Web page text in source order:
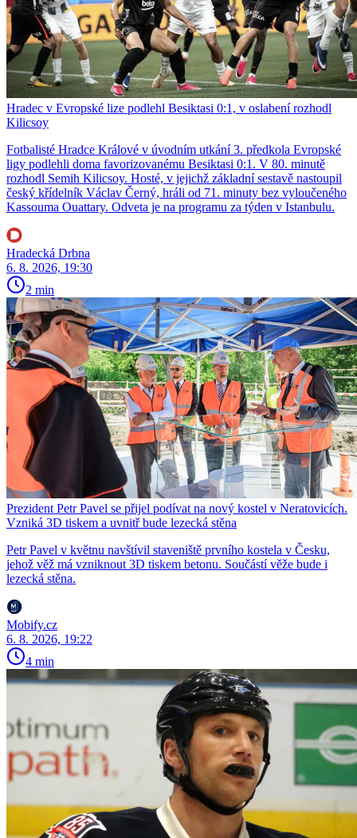
Hradec v Evropské lize podlehl Besiktasi 0:1, v oslabení rozhodl
Kilicsoy
Fotbalisté Hradce Králové v úvodním utkání 3. předkola Evropské
ligy podlehli doma favorizovanému Besiktasi 0:1. V 80. minutě
rozhodl Semih Kilicsoy. Hosté, v jejichž základní sestavě nastoupil
český křídelník Václav Černý, hráli od 71. minuty bez vyloučeného
Kassouma Ouattary. Odveta je na programu za týden v Istanbulu.
Hradecká Drbna
6. 8. 2026, 19:30
2 min
Prezident Petr Pavel se přijel podívat na nový kostel v Neratovicích.
Vzniká 3D tiskem a uvnitř bude lezecká stěna
Petr Pavel v květnu navštívil staveniště prvního kostela v Česku,
jehož věž má vzniknout 3D tiskem betonu. Součástí věže bude i
lezecká stěna.
Mobify.cz
6. 8. 2026, 19:22
4 min